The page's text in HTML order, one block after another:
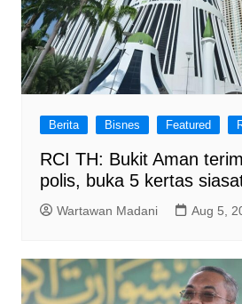
Berita Bisnes Featured
RCI TH: Bukit Aman
polis, buka 5 kertas
Wartawan Madani Aug 5,